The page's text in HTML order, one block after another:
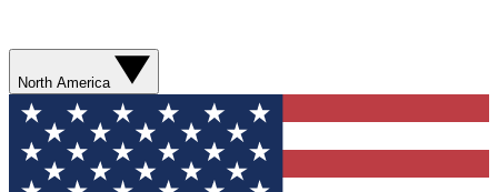
North America